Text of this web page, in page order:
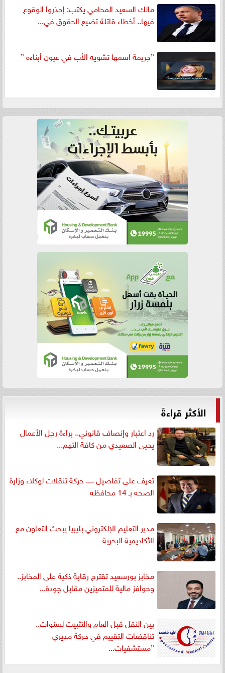
مالك السعيد المحامي يكتب: إحذروا الوقوع
فيها.. أخطاء قاتلة تضيع الحقوق في...
”جريمة اسمها تشويه الأب في عيون أبناءه ”
الأكثر قراءةً
رد اعتبار وإنصاف قانوني.. براءة رجل الأعمال
يحيى الصعيدي من كافة التهم...
تعرف على تفاصيل .... حركة تنقلات لوكلاء وزارة
الصحه بـ 14 محافظه
مدير التعليم الإلكتروني بليبيا يبحث التعاون مع
الأكاديمية البحرية
مخابز بورسعيد تقترح رقابة ذكية على المخابز..
وحوافز مالية للمتميزين مقابل جودة...
بين النقل قبل العام والتثبيت لسنوات..
تناقضات التقييم في حركة مديري
”مستشفيات...